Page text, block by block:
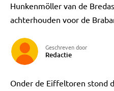
Hunkenmöller van de
achterhouden voor de
Geschreven door
Redactie
Onder de Eiffeltoren stond